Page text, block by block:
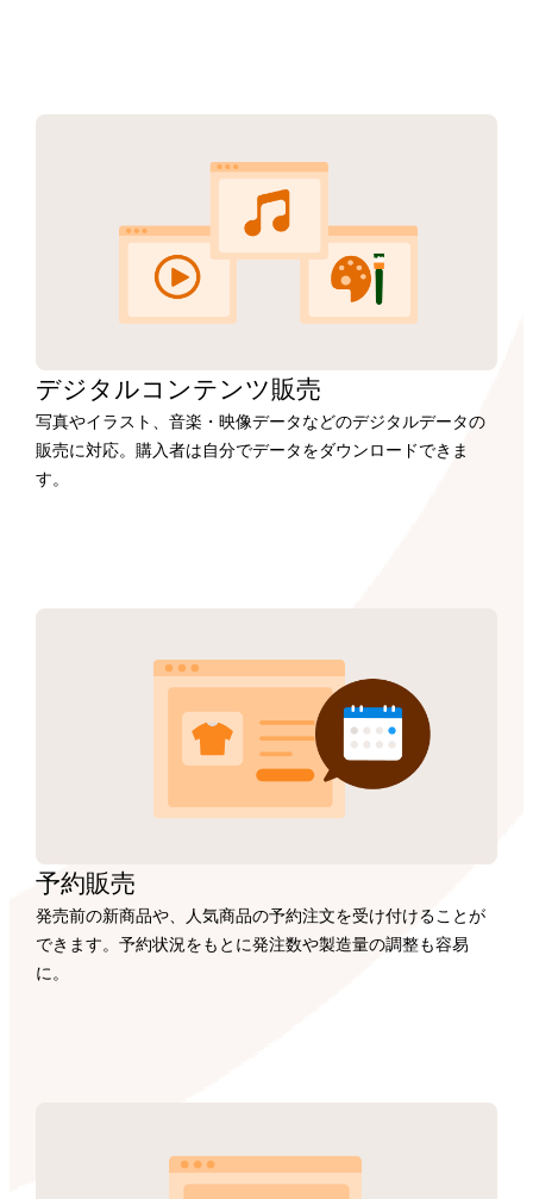
デジタルコンテンツ販売
写真やイラスト、音楽・映像データなどのデジタルデータの
販売に対応。購入者は自分でデータをダウンロードできま
す。
予約販売
発売前の新商品や、人気商品の予約注文を受け付けることが
できます。予約状況をもとに発注数や製造量の調整も容易
に。